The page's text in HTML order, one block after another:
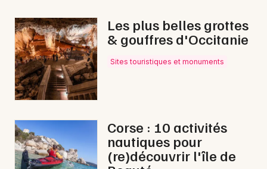
Nature en Occitanie
Artistes en tournée
Les plus belles grottes
& gouffres d'Occitanie
Sites touristiques et monuments
Corse : 10 activités
nautiques pour
(re)découvrir l'île de